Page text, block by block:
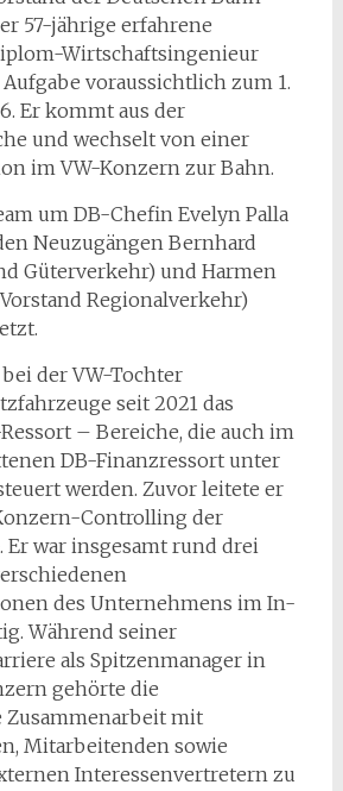
57-jährige erfahrene
Wirtschaftsingenieur
voraussichtlich zum 1.
Er kommt aus der
und wechselt von einer
im VW-Konzern zur Bahn.
um DB-Chefin Evelyn Palla
Neuzugängen Bernhard
Güterverkehr) und Harmen
Regionalverkehr)
der VW-Tochter
seit 2021 das
– Bereiche, die auch im
DB-Finanzressort unter
werden. Zuvor leitete er
Controlling der
Er war insgesamt rund drei
des Unternehmens im In-
Während seiner
als Spitzenmanager in
gehörte die
Zusammenarbeit mit
Mitarbeitenden sowie
Interessenvertretern zu